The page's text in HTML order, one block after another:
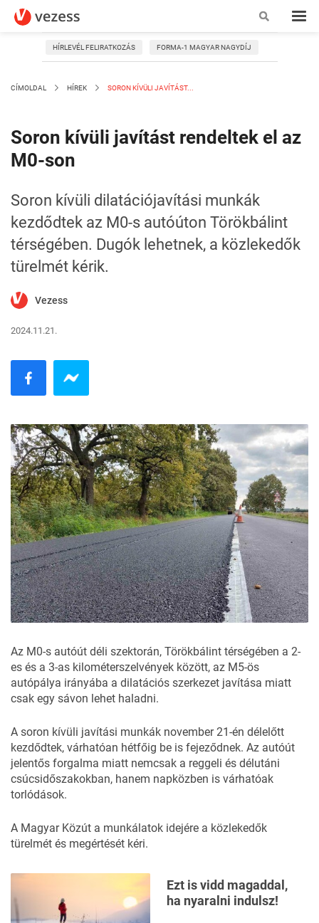
HÍRLEVÉL FELIRATKOZÁS FORMA-1 MAGYAR NAGYDÍJ
CÍMOLDAL HÍREK SORON KÍVÜLI JAVÍTÁST...
Soron kívüli javítást rendeltek el az
M0-son
Soron kívüli dilatációjavítási munkák
kezdődtek az M0-s autóúton Törökbálint
térségében. Dugók lehetnek, a közlekedők
türelmét kérik.
Vezess
2024.11.21.
Az M0-s autóút déli szektorán, Törökbálint térségében a 2-
es és a 3-as kilométerszelvények között, az M5-ös
autópálya irányába a dilatációs szerkezet javítása miatt
csak egy sávon lehet haladni.
A soron kívüli javítási munkák november 21-én délelőtt
kezdődtek, várhatóan hétfőig be is fejeződnek. Az autóút
jelentős forgalma miatt nemcsak a reggeli és délutáni
csúcsidőszakokban, hanem napközben is várhatóak
torlódások.
A Magyar Közút a munkálatok idejére a közlekedők
türelmét és megértését kéri.
Ezt is vidd magaddal,
ha nyaralni indulsz!